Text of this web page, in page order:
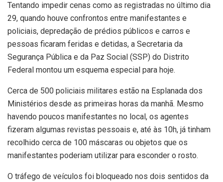
Tentando impedir cenas como as registradas no último dia
29, quando houve confrontos entre manifestantes e
policiais, depredação de prédios públicos e carros e
pessoas ficaram feridas e detidas, a Secretaria da
Segurança Pública e da Paz Social (SSP) do Distrito
Federal montou um esquema especial para hoje.
Cerca de 500 policiais militares estão na Esplanada dos
Ministérios desde as primeiras horas da manhã. Mesmo
havendo poucos manifestantes no local, os agentes
fizeram algumas revistas pessoais e, até às 10h, já tinham
recolhido cerca de 100 máscaras ou objetos que os
manifestantes poderiam utilizar para esconder o rosto.
O tráfego de veículos foi bloqueado nos dois sentidos da